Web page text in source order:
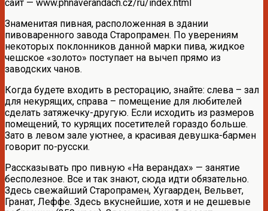
сайт — www.phnaverandach.cz/ru/index.html
Знаменитая пивная, расположенная в здании
пивоваренного завода Старопрамен. По уверениям
некоторых поклонников данной марки пива, жидкое
чешское «золото» поступает на вычеп прямо из
заводских чанов.
Когда будете входить в ресторацию, знайте: слева – зал
для некурящих, справа – помещение для любителей
сделать затяжечку-другую. Если исходить из размеров
помещений, то курящих посетителей гораздо больше.
Зато в левом зале уютнее, а красивая девушка-бармен
говорит по-русски.
Рассказывать про пивную «На верандах» — занятие
бесполезное. Все и так знают, сюда идти обязательно.
Здесь свежайший Старопрамен, Хугаарден, Вельвет,
Гранат, Леффе. Здесь вкуснейшие, хотя и не дешевые